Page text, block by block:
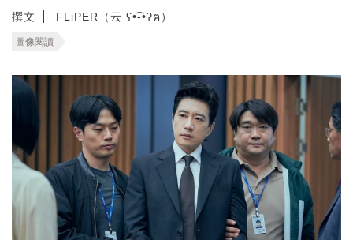
撰文 FLiPER（云 ʕ•͡-•ʔฅ）
圖像閱讀